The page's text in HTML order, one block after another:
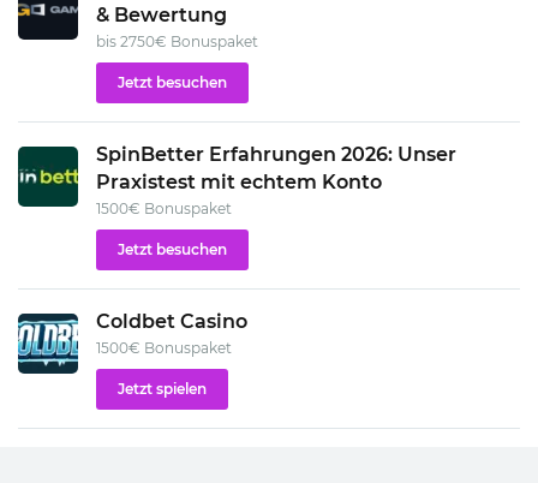
& Bewertung
bis 2750€ Bonuspaket
Jetzt besuchen
SpinBetter Erfahrungen 2026: Unser
Praxistest mit echtem Konto
1500€ Bonuspaket
Jetzt besuchen
Coldbet Casino
1500€ Bonuspaket
Jetzt spielen